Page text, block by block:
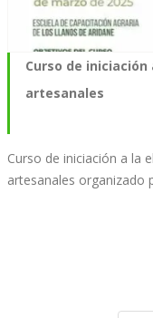
Curso de
artesanales
Curso de iniciación a la
artesanales organizado